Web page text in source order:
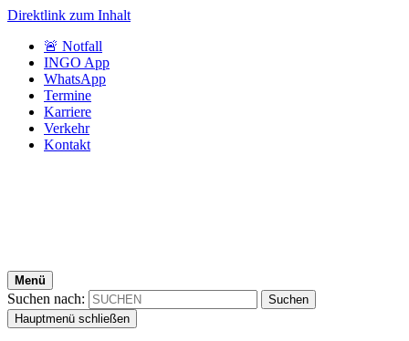
Direktlink zum Inhalt
🚨 Notfall
INGO App
WhatsApp
Termine
Karriere
Verkehr
Kontakt
Menü
Suchen nach:
Hauptmenü schließen